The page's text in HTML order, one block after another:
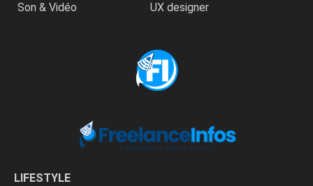
Son & Vidéo
UX designer
LIFESTYLE